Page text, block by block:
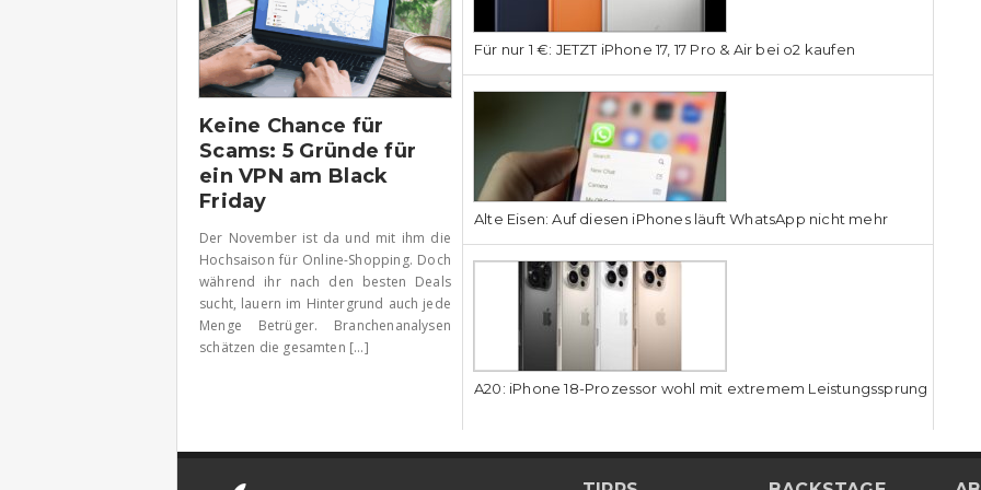
Keine Chance für
Scams: 5 Gründe für
ein VPN am Black
Friday
Der November ist da und mit ihm die
Hochsaison für Online-Shopping. Doch
während ihr nach den besten Deals
sucht, lauern im Hintergrund auch jede
Menge Betrüger. Branchenanalysen
schätzen die gesamten [...]
Für nur 1 €: JETZT iPhone 17, 17 Pro & Air bei o2 kaufen
Alte Eisen: Auf diesen iPhones läuft WhatsApp nicht mehr
A20: iPhone 18-Prozessor wohl mit extremem Leistungssprung